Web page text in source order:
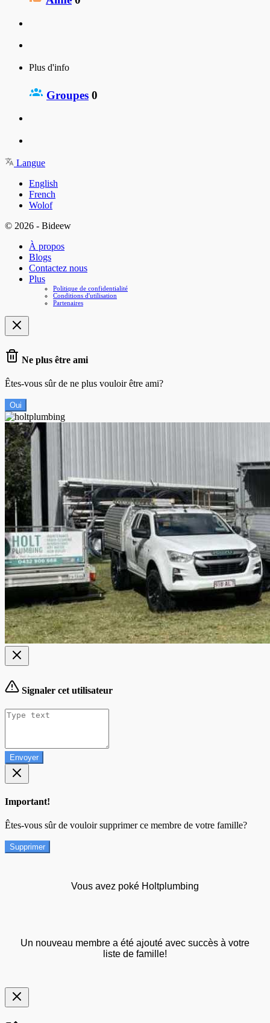
Plus d'info
Groupes 0
Langue
English
French
Wolof
© 2026 - Bideew
À propos
Blogs
Contactez nous
Plus
Politique de confidentialité
Conditions d'utilisation
Partenaires
Ne plus être ami
Êtes-vous sûr de ne plus vouloir être ami?
Oui
Signaler cet utilisateur
Envoyer
Important!
Êtes-vous sûr de vouloir supprimer ce membre de votre famille?
Supprimer
Vous avez poké Holtplumbing
Un nouveau membre a été ajouté avec succès à votre
liste de famille!